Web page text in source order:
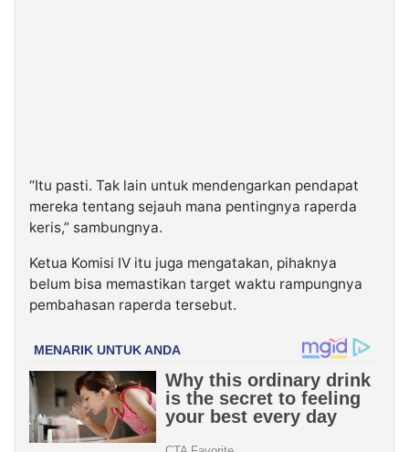
“Itu pasti. Tak lain untuk mendengarkan pendapat
mereka tentang sejauh mana pentingnya raperda
keris,” sambungnya.
Ketua Komisi IV itu juga mengatakan, pihaknya
belum bisa memastikan target waktu rampungnya
pembahasan raperda tersebut.